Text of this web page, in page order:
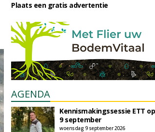
Plaats een gratis advertentie
AGENDA
Kennismakingssessie ETT op
9 september
woensdag 9 september 2026